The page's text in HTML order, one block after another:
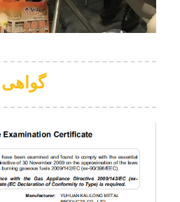
گواهی